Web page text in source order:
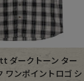
ダークトーン ター
ワンポイントロゴ シ